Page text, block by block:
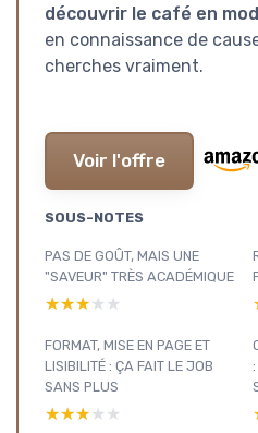
découvrir le café en
en connaissance de
cherches vraiment.
Voir l'offre
SOUS-NOTES
PAS DE GOÛT, MAIS UNE
"SAVEUR" TRÈS ACADÉMIQUE
★★★★★
★★★★★
FORMAT, MISE EN PAGE ET
LISIBILITÉ : ÇA FAIT LE JOB
SANS PLUS
★★★★★
★★★★★